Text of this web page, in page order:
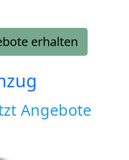
erhalten
Angebote